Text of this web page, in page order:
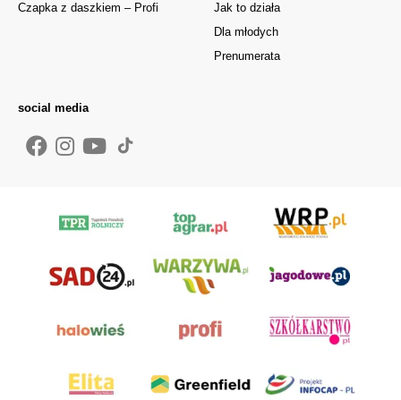
Jak to działa
Dla młodych
Prenumerata
Czapka z daszkiem – Profi
social media